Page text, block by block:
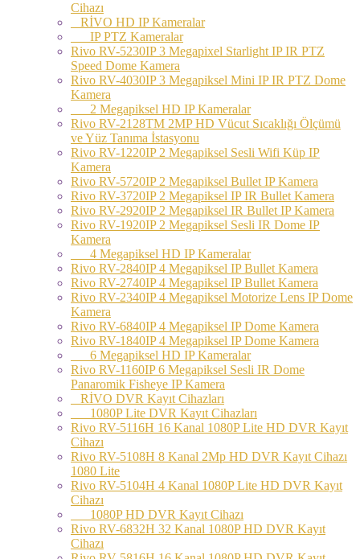
Cihazı
RİVO HD IP Kameralar
IP PTZ Kameralar
Rivo RV-5230IP 3 Megapixel Starlight IP IR PTZ
Speed Dome Kamera
Rivo RV-4030IP 3 Megapiksel Mini IP IR PTZ Dome
Kamera
2 Megapiksel HD IP Kameralar
Rivo RV-2128TM 2MP HD Vücut Sıcaklığı Ölçümü
ve Yüz Tanıma İstasyonu
Rivo RV-1220IP 2 Megapiksel Sesli Wifi Küp IP
Kamera
Rivo RV-5720IP 2 Megapiksel Bullet IP Kamera
Rivo RV-3720IP 2 Megapiksel IP IR Bullet Kamera
Rivo RV-2920IP 2 Megapiksel IR Bullet IP Kamera
Rivo RV-1920IP 2 Megapiksel Sesli IR Dome IP
Kamera
4 Megapiksel HD IP Kameralar
Rivo RV-2840IP 4 Megapiksel IP Bullet Kamera
Rivo RV-2740IP 4 Megapiksel IP Bullet Kamera
Rivo RV-2340IP 4 Megapiksel Motorize Lens IP Dome
Kamera
Rivo RV-6840IP 4 Megapiksel IP Dome Kamera
Rivo RV-1840IP 4 Megapiksel IP Dome Kamera
6 Megapiksel HD IP Kameralar
Rivo RV-1160IP 6 Megapiksel Sesli IR Dome
Panaromik Fisheye IP Kamera
RİVO DVR Kayıt Cihazları
1080P Lite DVR Kayıt Cihazları
Rivo RV-5116H 16 Kanal 1080P Lite HD DVR Kayıt
Cihazı
Rivo RV-5108H 8 Kanal 2Mp HD DVR Kayıt Cihazı
1080 Lite
Rivo RV-5104H 4 Kanal 1080P Lite HD DVR Kayıt
Cihazı
1080P HD DVR Kayıt Cihazı
Rivo RV-6832H 32 Kanal 1080P HD DVR Kayıt
Cihazı